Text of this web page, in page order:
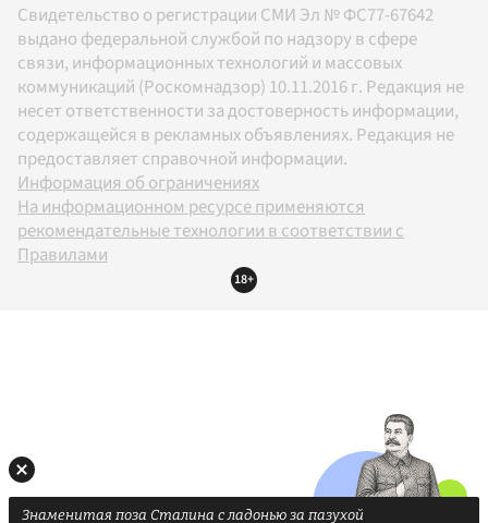
Свидетельство о регистрации СМИ Эл № ФС77-67642
выдано федеральной службой по надзору в сфере
связи, информационных технологий и массовых
коммуникаций (Роскомнадзор) 10.11.2016 г. Редакция не
несет ответственности за достоверность информации,
содержащейся в рекламных объявлениях. Редакция не
предоставляет справочной информации.
Информация об ограничениях
На информационном ресурсе применяются
рекомендательные технологии в соответствии с
Правилами
18+
Знаменитая поза Сталина с ладонью за пазухой